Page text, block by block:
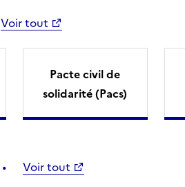
Voir tout
Pacte civil de
solidarité (Pacs)
Voir tout